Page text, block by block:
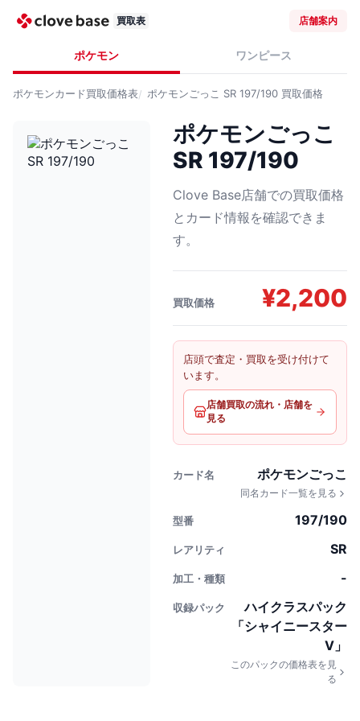
買取表 店舗案内
ポケモン ワンピース
ポケモンカード買取価格表 ポケモンごっこ SR 197/190 買取価格
ポケモンごっこ
SR 197/190
Clove Base店舗での買取価格
とカード情報を確認できま
す。
買取価格 ¥2,200
店頭で査定・買取を受け付けて
います。
店舗買取の流れ・店舗を
見る
カード名 ポケモンごっこ
同名カード一覧を見る
型番 197/190
レアリティ SR
加工・種類 -
収録パック
ハイクラスパック
「シャイニースター
V」
このパックの価格表を見
る